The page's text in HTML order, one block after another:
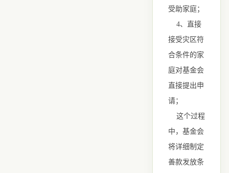
受助家庭；
4、直接
接受灾区符
合条件的家
庭对基金会
直接提出申
请；
这个过程
中，基金会
将详细制定
善款发放条